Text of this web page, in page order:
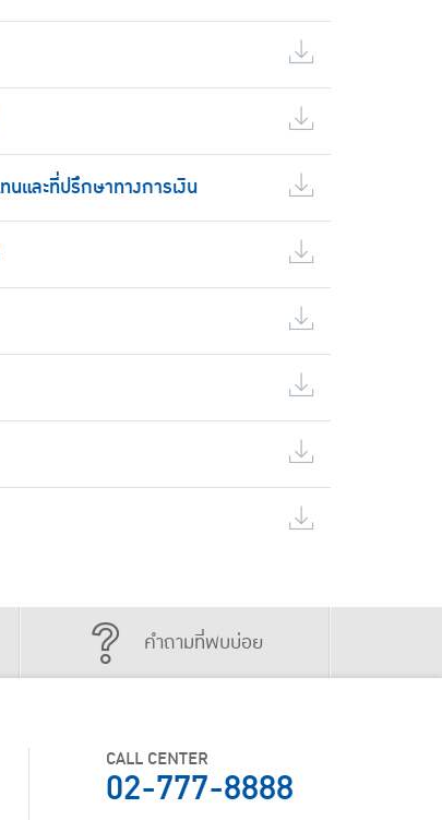
และที่ปรึกษาทางการเงิน
คำถามที่พบบ่อย
CALL CENTER
02-777-8888